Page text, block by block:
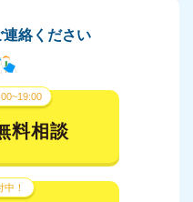
連絡ください
料相談
！